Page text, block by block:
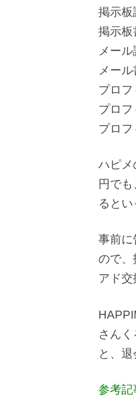
掲示板
掲示板
メー
メー
プロ
プロ
プロ
ハピメ
円で
るとい
事前に
ので、
アド交
さん
と、
参考記